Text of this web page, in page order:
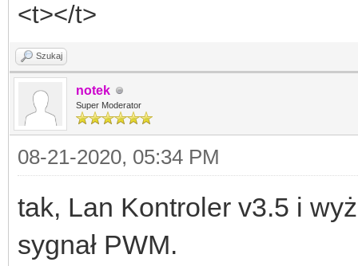
<t></t>
Szukaj
notek
Super Moderator
08-21-2020, 05:34 PM
tak, Lan Kontroler v3.5 i
sygnał PWM.